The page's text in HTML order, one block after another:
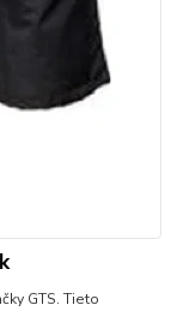
GTS. Tieto